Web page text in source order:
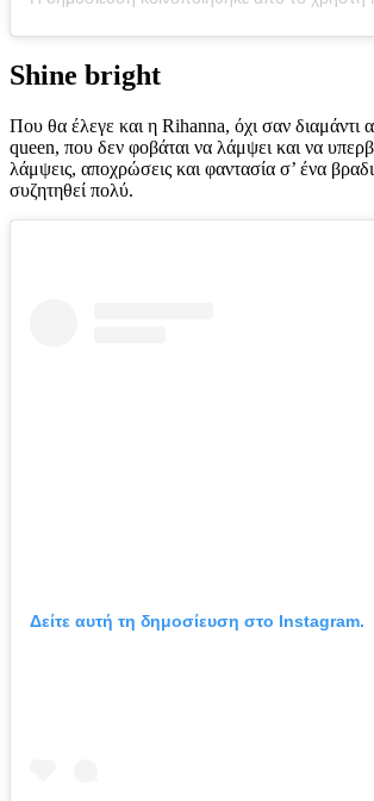
Shine bright
Που θα έλεγε και η Rihanna, όχι σαν διαμάντι
queen, που δεν φοβάται να λάμψει και να
λάμψεις, αποχρώσεις και φαντασία σ’ ένα
συζητηθεί πολύ.
Δείτε αυτή τη δημοσίευση στο Instagram.